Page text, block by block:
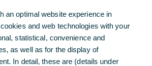
im Herzen
Innenstadt
an optimal website experience in
and web technologies with your
statistical, convenience and
as well as for the display of
In detail, these are (details under
an optimal website experience in
and web technologies with your
statistical, convenience and
as well as for the display of
In detail, these are (details under